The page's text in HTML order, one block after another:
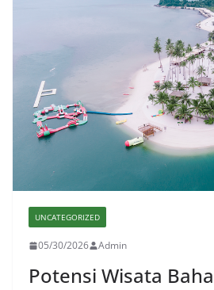
UNCATEGORIZED
05/30/2026 Admin
Potensi Wisata